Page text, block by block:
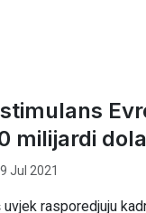
milijardi
Jul 2021
rasporedjuju